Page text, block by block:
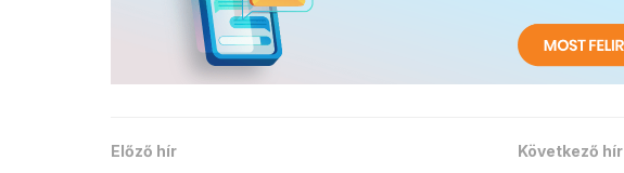
Előző hír Következő hír